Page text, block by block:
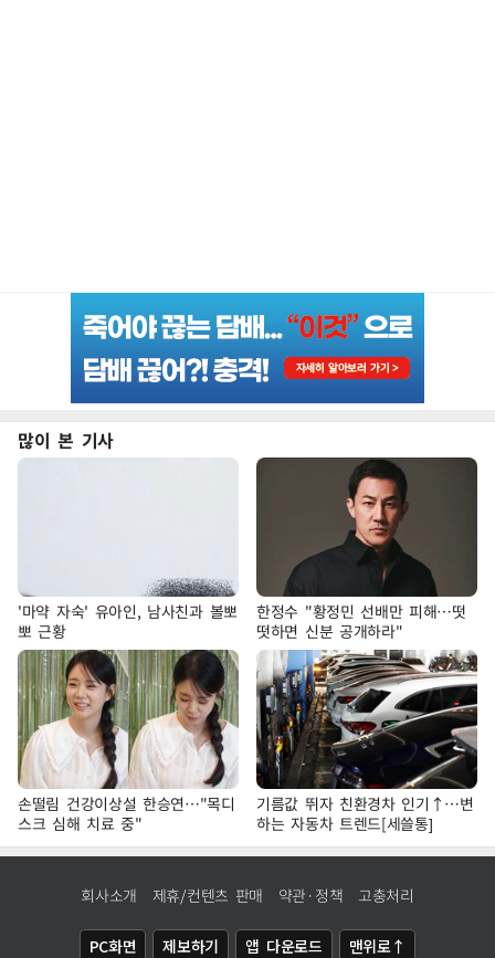
많이 본 기사
'마약 자숙' 유아인, 남사친과 볼뽀
뽀 근황
한정수 "황정민 선배만 피해…떳
떳하면 신분 공개하라"
손떨림 건강이상설 한승연…"목디
스크 심해 치료 중"
기름값 뛰자 친환경차 인기↑…변
하는 자동차 트렌드[세쓸통]
회사소개 제휴/컨텐츠 판매 약관·정책 고충처리
PC화면 제보하기 앱 다운로드 맨위로↑